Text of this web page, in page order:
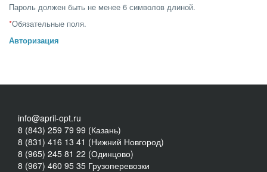
Пароль должен быть не менее 6 символов длиной.
*Обязательные поля.
Авторизация
info@april-opt.ru
8 (843) 259 79 99 (Казань)
8 (831) 416 13 41 (Нижний Новгород)
8 (965) 245 81 22 (Одинцово)
8 (967) 460 95 35 Грузоперевозки